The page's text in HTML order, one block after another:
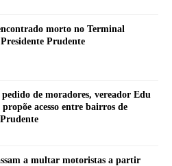
morto no Terminal
Prudente
de moradores, vereador Edu
acesso entre bairros de
a multar motoristas a partir